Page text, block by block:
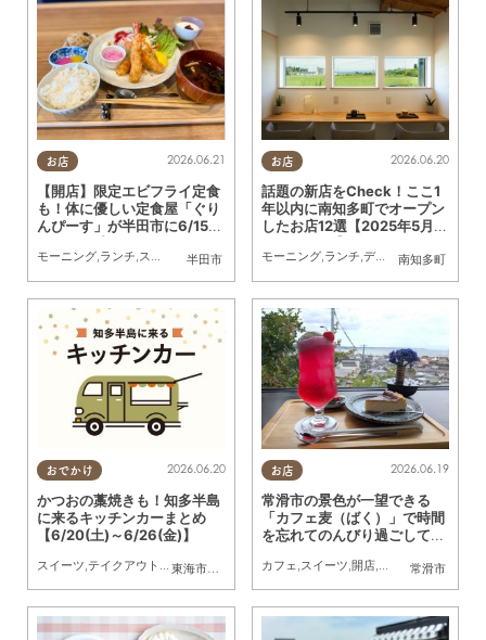
お店
半田市
2026.06.21
【開店】限定エビフライ定食
も！体に優しい定食屋「ぐり
んぴーす」が半田市に6/15
モーニング,ランチ,スイーツ
お店
南知多町
2026.06.20
話題の新店をCheck！ここ1
年以内に南知多町でオープン
したお店12選【2025年5月～
モーニング,ランチ,ディナー ,アルコール
おでかけ
東海市
, 大府市 知多市 ,東浦町 ,阿久比町,半田市,常滑市
2026.06.20
かつおの藁焼きも！知多半島
に来るキッチンカーまとめ
【6/20(土)～6/26(金)】
スイーツ,テイクアウト ,キッチンカー イベント ,まとめ記事
お店
常滑市
2026.06.19
常滑市の景色が一望できる
「カフェ麦（ばく）」で時間
を忘れてのんびり過ごしてき
カフェ,スイーツ,開店,リニューアル